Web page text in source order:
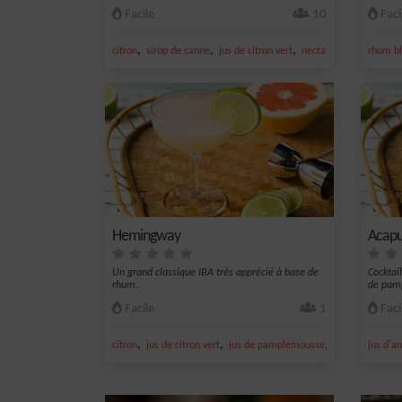
Facile 10
citron, sirop de canne, jus de citron vert, nectar de cranberry,
rhum
Hemingway
Un grand classique IBA très apprécié à base de
rhum.
Facile 1
citron, jus de citron vert, jus de pamplemousse, marasquin ,
de
jus